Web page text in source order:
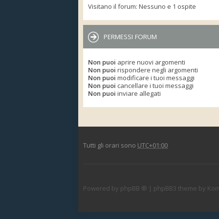
Visitano il forum: Nessuno e 1 ospite
PERMESSI FORUM
Non puoi aprire nuovi argomenti
Non puoi rispondere negli argomenti
Non puoi modificare i tuoi messaggi
Non puoi cancellare i tuoi messaggi
Non puoi inviare allegati
Tutti gli orari sono UTC+01:00
Powered by phpBB ® | phpBB3 theme by